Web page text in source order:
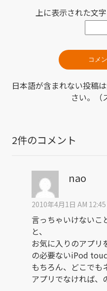
上に表示された文
日本語が含まれない投稿
さい。（
2件のコメント
nao
2010年4月1日 AM 12:45
言っちゃいけないこ
と、
お気に入りのアプリ
の必要ないiPod
もちろん、どこでも
アプリでなければ、